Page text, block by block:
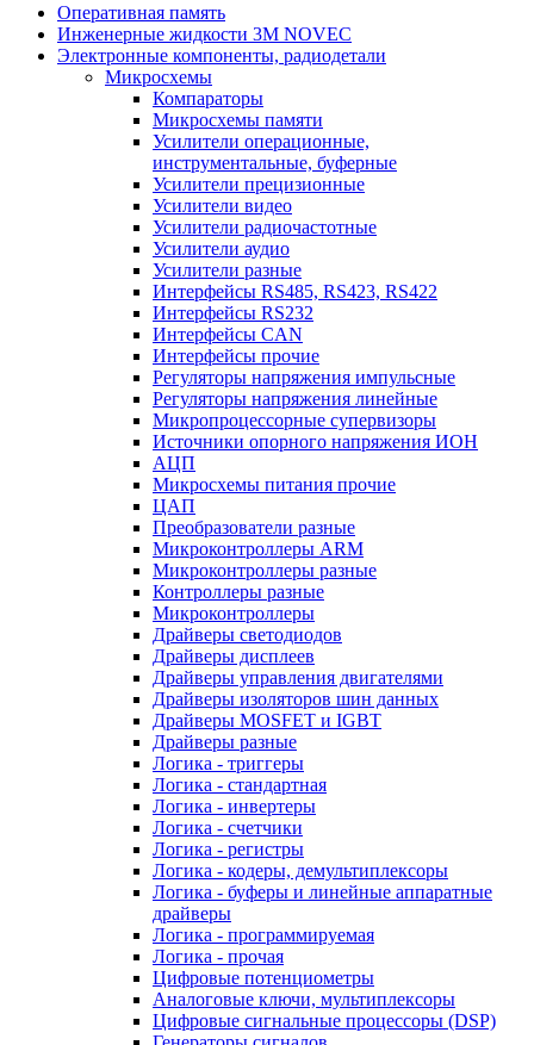
Оперативная память
Инженерные жидкости 3M NOVEC
Электронные компоненты, радиодетали
Микросхемы
Компараторы
Микросхемы памяти
Усилители операционные,
инструментальные, буферные
Усилители прецизионные
Усилители видео
Усилители радиочастотные
Усилители аудио
Усилители разные
Интерфейсы RS485, RS423, RS422
Интерфейсы RS232
Интерфейсы CAN
Интерфейсы прочие
Регуляторы напряжения импульсные
Регуляторы напряжения линейные
Микропроцессорные супервизоры
Источники опорного напряжения ИОН
АЦП
Микросхемы питания прочие
ЦАП
Преобразователи разные
Микроконтроллеры ARM
Микроконтроллеры разные
Контроллеры разные
Микроконтроллеры
Драйверы светодиодов
Драйверы дисплеев
Драйверы управления двигателями
Драйверы изоляторов шин данных
Драйверы MOSFET и IGBT
Драйверы разные
Логика - триггеры
Логика - стандартная
Логика - инвертеры
Логика - счетчики
Логика - регистры
Логика - кодеры, демультиплексоры
Логика - буферы и линейные аппаратные
драйверы
Логика - программируемая
Логика - прочая
Цифровые потенциометры
Аналоговые ключи, мультиплексоры
Цифровые сигнальные процессоры (DSP)